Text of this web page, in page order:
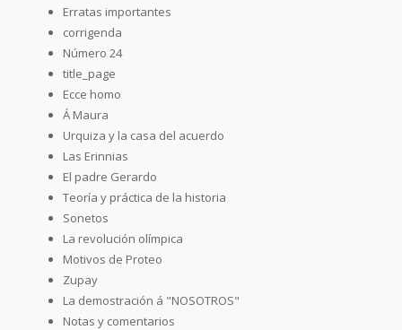
Erratas importantes
corrigenda
Número 24
title_page
Ecce homo
Á Maura
Urquiza y la casa del acuerdo
Las Erinnias
El padre Gerardo
Teoría y práctica de la historia
Sonetos
La revolución olímpica
Motivos de Proteo
Zupay
La demostración á "NOSOTROS"
Notas y comentarios